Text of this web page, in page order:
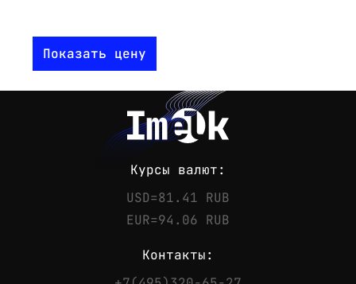
Показать цену
Курсы валют:
USD=81.41 RUB
EUR=94.06 RUB
Контакты: